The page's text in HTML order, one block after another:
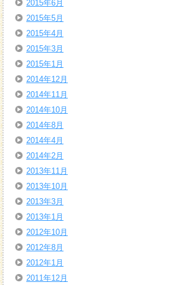
2015年6月
2015年5月
2015年4月
2015年3月
2015年1月
2014年12月
2014年11月
2014年10月
2014年8月
2014年4月
2014年2月
2013年11月
2013年10月
2013年3月
2013年1月
2012年10月
2012年8月
2012年1月
2011年12月